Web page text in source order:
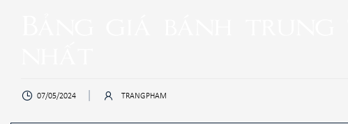
07/05/2024 TRANGPHAM